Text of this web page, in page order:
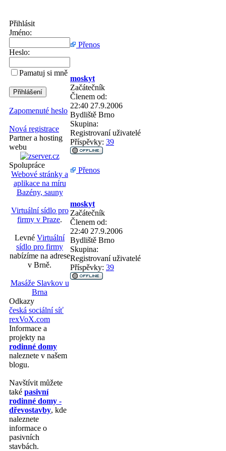
Přihlásit
Jméno:
Heslo:
Pamatuj si mně
Zapomenuté heslo
Nová registrace
Partner a hosting
webu
Spolupráce
Webové stránky a
aplikace na míru
Bazény, sauny
Virtuální sídlo pro
firmy v Praze.
Levné Virtuální
sídlo pro firmy
nabízíme na adrese
v Brně.
Masáže Slavkov u
Brna
Odkazy
česká sociální síť
rexVoX.com
Informace a
projekty na
rodinné domy
naleznete v našem
blogu.
Navštívit můžete
také pasivní
rodinné domy -
dřevostavby, kde
naleznete
informace o
pasivních
stavbách.
Přenos
moskyt
Začátečník
Členem od:
22:40 27.9.2006
Bydliště Brno
Skupina:
Registrovaní uživatelé
Příspěvky: 39
Přenos
moskyt
Začátečník
Členem od:
22:40 27.9.2006
Bydliště Brno
Skupina:
Registrovaní uživatelé
Příspěvky: 39